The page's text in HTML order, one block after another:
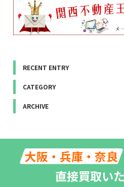
RECENT ENTRY
CATEGORY
ARCHIVE
大阪・兵庫・奈良
直接買取い